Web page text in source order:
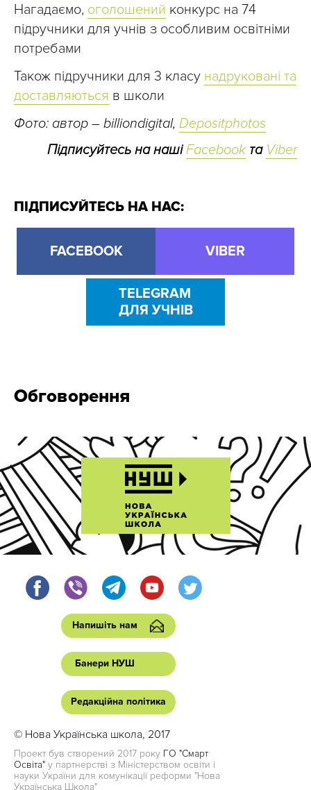
Нагадаємо, оголошений конкурс на 74
підручники для учнів з особливим освітніми
потребами
Також підручники для 3 класу надруковані та
доставляються в школи
Фото: автор – billiondigital, Depositphotos
Підписуйтесь на нашіFacebookта Viber
ПІДПИСУЙТЕСЬ НА НАС:
FACEBOOK VIBER
TELEGRAM
ДЛЯ УЧНІВ
Обговорення
Напишіть нам
Банери НУШ
Редакційна політика
© Нова Українська школа, 2017
Проект був створений 2017 року ГО "Смарт
Освіта" у партнерстві з Міністерством освіти і
науки України для комунікації реформи "Нова
Українська Школа"